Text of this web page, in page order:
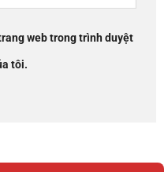
web trong trình duyệt
tôi.